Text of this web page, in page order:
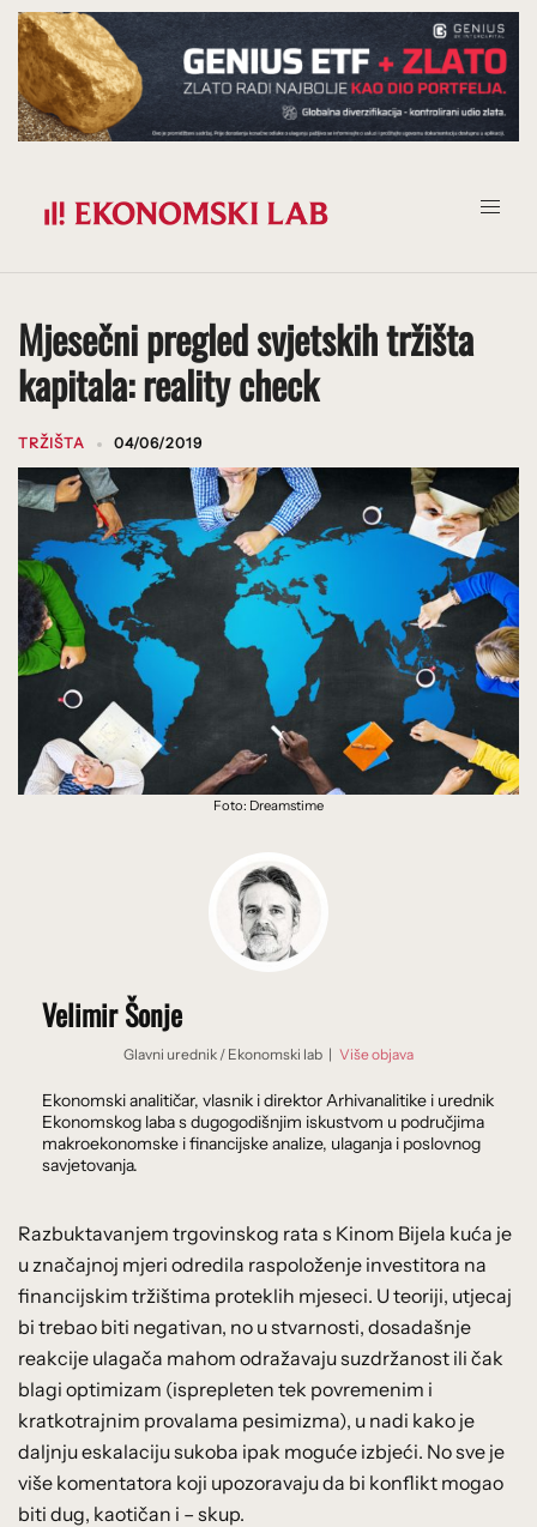
Prijeđi
na
sadržaj
Mjesečni pregled svjetskih tržišta
kapitala: reality check
TRŽIŠTA 04/06/2019
Foto: Dreamstime
Velimir Šonje
Glavni urednik / Ekonomski lab | Više objava
Ekonomski analitičar, vlasnik i direktor Arhivanalitike i urednik
Ekonomskog laba s dugogodišnjim iskustvom u područjima
makroekonomske i financijske analize, ulaganja i poslovnog
savjetovanja.
Razbuktavanjem trgovinskog rata s Kinom Bijela kuća je
u značajnoj mjeri odredila raspoloženje investitora na
financijskim tržištima proteklih mjeseci. U teoriji, utjecaj
bi trebao biti negativan, no u stvarnosti, dosadašnje
reakcije ulagača mahom odražavaju suzdržanost ili čak
blagi optimizam (isprepleten tek povremenim i
kratkotrajnim provalama pesimizma), u nadi kako je
daljnju eskalaciju sukoba ipak moguće izbjeći. No sve je
više komentatora koji upozoravaju da bi konflikt mogao
biti dug, kaotičan i – skup.